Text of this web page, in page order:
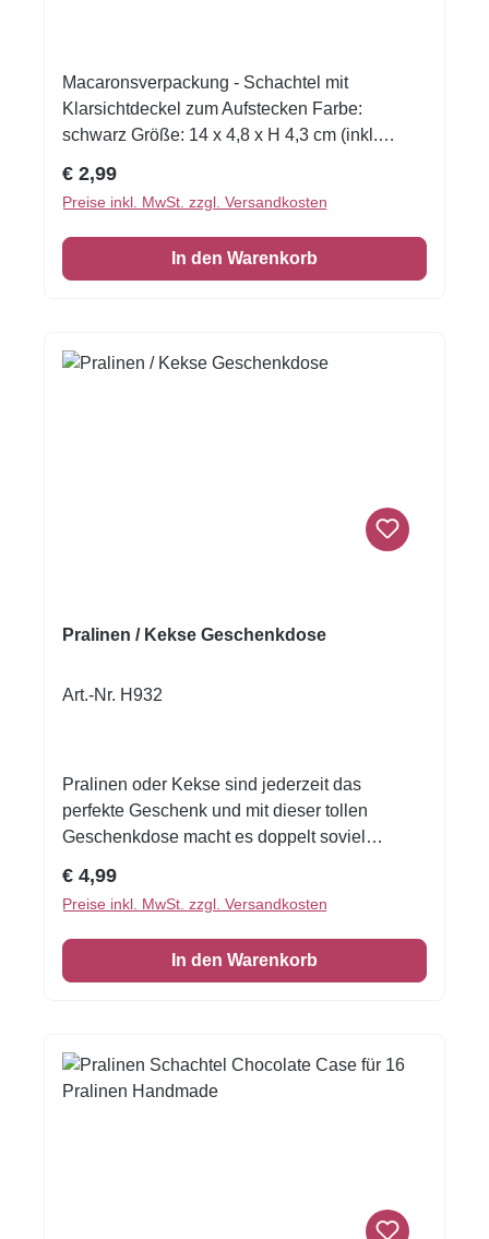
Macaronsverpackung - Schachtel mit
Klarsichtdeckel zum Aufstecken Farbe:
schwarz Größe: 14 x 4,8 x H 4,3 cm (inkl.
Regulärer Preis:
€ 2,99
Preise inkl. MwSt. zzgl. Versandkosten
In den Warenkorb
Pralinen / Kekse Geschenkdose
Art.-Nr. H932
Pralinen oder Kekse sind jederzeit das
perfekte Geschenk und mit dieser tollen
Geschenkdose macht es doppelt soviel
schön zum Verschenken der kleinen
KöstlichkeitenGrösse: 12x10 Höhe 6 cm
Regulärer Preis:
€ 4,99
Preise inkl. MwSt. zzgl. Versandkosten
In den Warenkorb